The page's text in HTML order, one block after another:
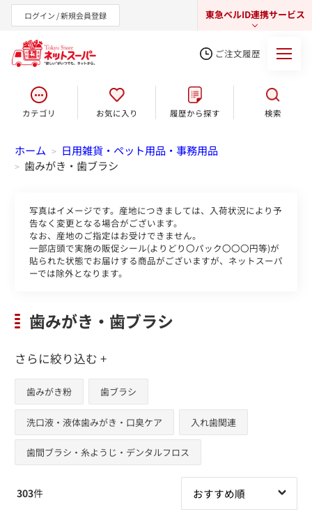
ログイン / 新規会員登録 東急ベルID連携サービス
東急オンラインショップ
ご注文履歴
カテゴリ お気に入り 履歴から探す 検索
ホーム > 日用雑貨・ペット用品・事務用品
> 歯みがき・歯ブラシ
写真はイメージです。産地につきましては、入荷状況により予
告なく変更となる場合がございます。
なお、産地のご指定はお受けできません。
一部店頭で実施の販促シール(よりどり〇パック〇〇〇円等)が
貼られた状態でお届けする商品がございますが、ネットスーパ
ーでは除外となります。
歯みがき・歯ブラシ
さらに絞り込む +
歯みがき粉 歯ブラシ
洗口液・液体歯みがき・口臭ケア 入れ歯関連
歯間ブラシ・糸ようじ・デンタルフロス
303件